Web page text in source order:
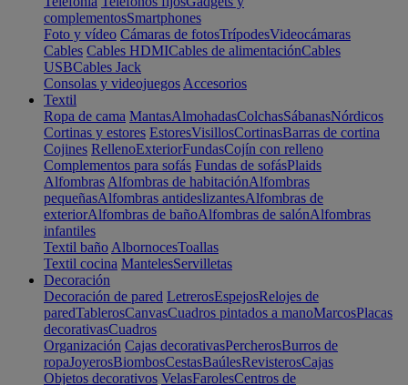
complementosSmartphones
Foto y vídeo Cámaras de fotosTrípodesVideocámaras
Cables Cables HDMICables de alimentaciónCables
USBCables Jack
Consolas y videojuegos Accesorios
Textil
Ropa de cama MantasAlmohadasColchasSábanasNórdicos
Cortinas y estores EstoresVisillosCortinasBarras de cortina
Cojines RellenoExteriorFundasCojín con relleno
Complementos para sofás Fundas de sofásPlaids
Alfombras Alfombras de habitaciónAlfombras
pequeñasAlfombras antideslizantesAlfombras de
exteriorAlfombras de bañoAlfombras de salónAlfombras
infantiles
Textil baño AlbornocesToallas
Textil cocina MantelesServilletas
Decoración
Decoración de pared LetrerosEspejosRelojes de
paredTablerosCanvasCuadros pintados a manoMarcosPlacas
decorativasCuadros
Organización Cajas decorativasPercherosBurros de
ropaJoyerosBiombosCestasBaúlesRevisterosCajas
Objetos decorativos VelasFarolesCentros de